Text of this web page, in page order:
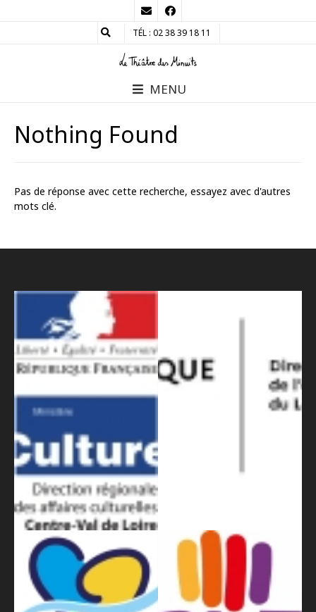
TÉL : 02 38 39 18 11
MENU
Nothing Found
Pas de réponse avec cette recherche, essayez avec d'autres
mots clé.